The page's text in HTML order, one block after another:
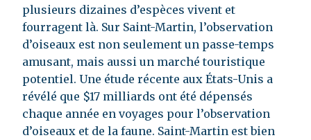
plusieurs dizaines d’espèces vivent et
fourragent là. Sur Saint-Martin, l’observation
d’oiseaux est non seulement un passe-temps
amusant, mais aussi un marché touristique
potentiel. Une étude récente aux États-Unis a
révélé que $17 milliards ont été dépensés
chaque année en voyages pour l’observation
d’oiseaux et de la faune. Saint-Martin est bien